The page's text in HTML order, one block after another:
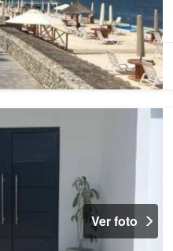
Ver foto